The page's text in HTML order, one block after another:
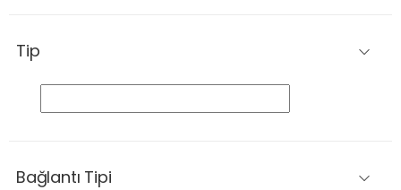
Tip
Bağlantı Tipi